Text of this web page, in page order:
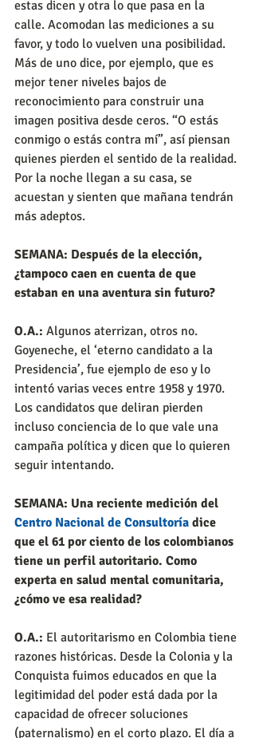
estas dicen y otra lo que pasa en la
calle. Acomodan las mediciones a su
favor, y todo lo vuelven una posibilidad.
Más de uno dice, por ejemplo, que es
mejor tener niveles bajos de
reconocimiento para construir una
imagen positiva desde ceros. “O estás
conmigo o estás contra mí”, así piensan
quienes pierden el sentido de la realidad.
Por la noche llegan a su casa, se
acuestan y sienten que mañana tendrán
más adeptos.
SEMANA: Después de la elección,
¿tampoco caen en cuenta de que
estaban en una aventura sin futuro?
O.A.: Algunos aterrizan, otros no.
Goyeneche, el ‘eterno candidato a la
Presidencia’, fue ejemplo de eso y lo
intentó varias veces entre 1958 y 1970.
Los candidatos que deliran pierden
incluso conciencia de lo que vale una
campaña política y dicen que lo quieren
seguir intentando.
SEMANA: Una reciente medición del
Centro Nacional de Consultoría dice
que el 61 por ciento de los colombianos
tiene un perfil autoritario. Como
experta en salud mental comunitaria,
¿cómo ve esa realidad?
O.A.: El autoritarismo en Colombia tiene
razones históricas. Desde la Colonia y la
Conquista fuimos educados en que la
legitimidad del poder está dada por la
capacidad de ofrecer soluciones
(paternalismo) en el corto plazo. El día a